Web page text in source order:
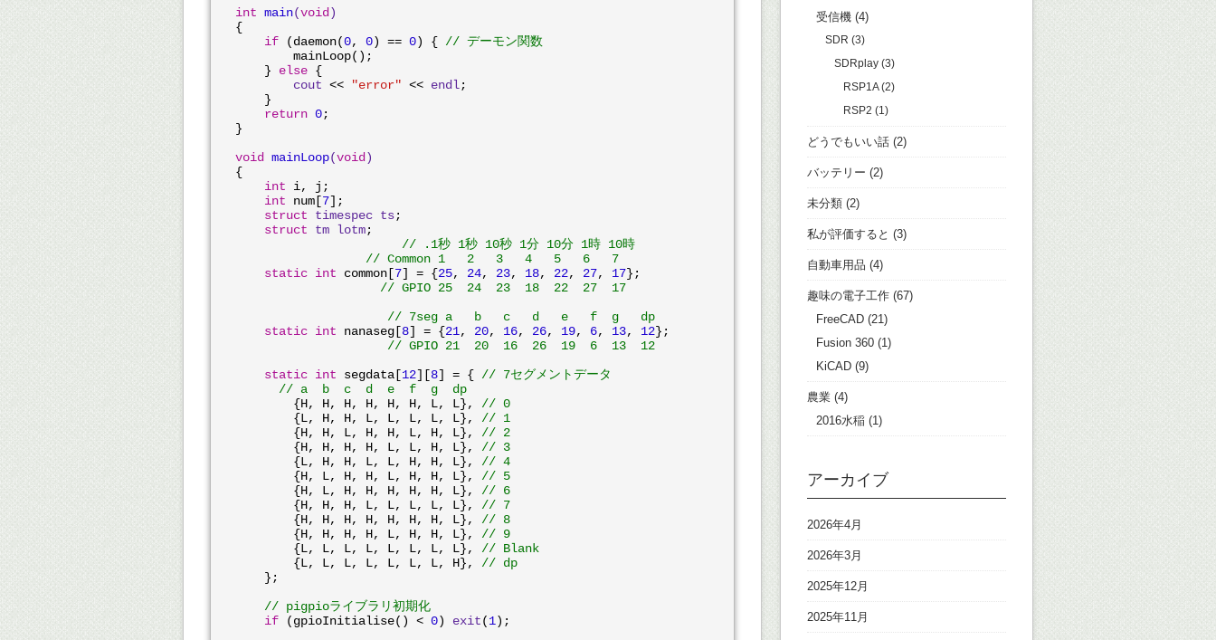
int main(void)
{
if (daemon(0, 0) == 0) { // デーモン関数
        mainLoop();
    }
else {
cout << "error" << endl;
    }
return 0;
}
void mainLoop(void)
{
int i, j;
int num[7];
struct
timespec ts;
struct
tm lotm;
// .1秒 1秒 10秒 1分 10分 1時 10時
// Common 1   2   3   4   5   6   7
static int common[7] = {25, 24, 23, 18, 22, 27, 17};
// GPIO 25  24  23  18  22  27  17
// 7seg a   b   c   d   e   f  g   dp
static int nanaseg[8] = {21, 20, 16, 26, 19, 6, 13, 12};
// GPIO 21  20  16  26  19  6  13  12
static int segdata[12][8] = { // 7セグメントデータ
// a  b  c  d  e  f  g  dp
	{H, H, H, H, H, H, L, L},
// 0
	{L, H, H, L, L, L, L, L},
// 1
	{H, H, L, H, H, L, H, L},
// 2
	{H, H, H, H, L, L, H, L},
// 3
	{L, H, H, L, L, H, H, L},
// 4
	{H, L, H, H, L, H, H, L},
// 5
	{H, L, H, H, H, H, H, L},
// 6
	{H, H, H, L, L, L, L, L},
// 7
	{H, H, H, H, H, H, H, L},
// 8
	{H, H, H, H, L, H, H, L},
// 9
	{L, L, L, L, L, L, L, L},
// Blank
	{L, L, L, L, L, L, L, H},
// dp
    };
// pigpioライブラリ初期化
if (gpioInitialise() < 0) exit(1);
受信機 (4)
SDR (3)
SDRplay (3)
RSP1A(2)
RSP2 (1)
どうでもいい話 (2)
バッテリー (2)
未分類 (2)
私が評価すると (3)
自動車用品 (4)
趣味の電子工作 (67)
FreeCAD (21)
Fusion 360 (1)
KiCAD (9)
農業 (4)
2016水稲 (1)
アーカイブ
2026年4月
2026年3月
2025年12月
2025年11月